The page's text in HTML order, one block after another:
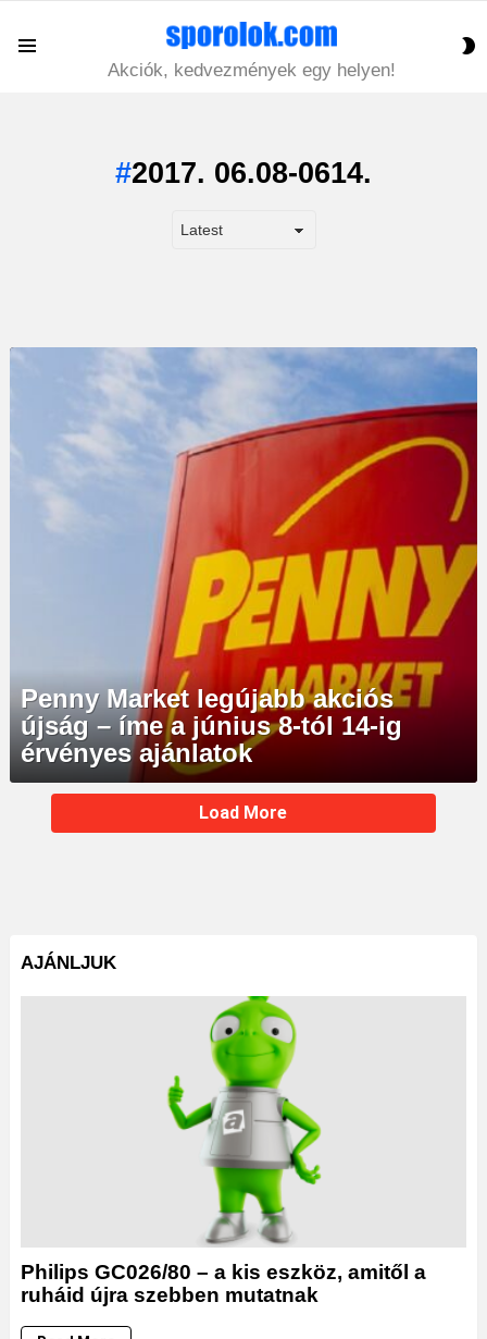
Akciók, kedvezmények egy helyen!
2017. 06.08-0614.
Penny Market legújabb akciós
újság – íme a június 8-tól 14-ig
érvényes ajánlatok
MORE
STORIES
Load More
AJÁNLJUK
Philips GC026/80 – a kis eszköz, amitől a
ruháid újra szebben mutatnak